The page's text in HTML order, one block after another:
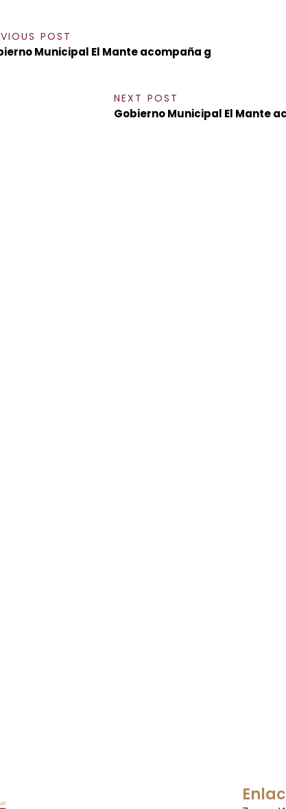
POST
Municipal El Mante acompaña g
NEXT POST
Gobierno Municipal El Mante